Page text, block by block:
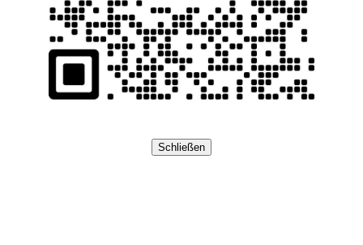
Schließen